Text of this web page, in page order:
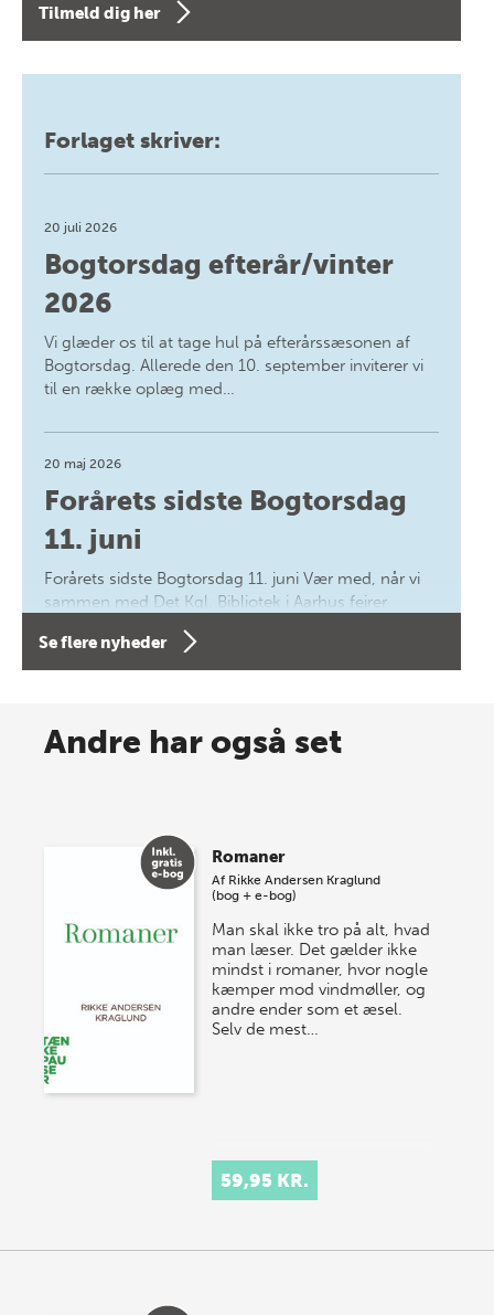
Tilmeld dig her
Forlaget skriver:
20 juli 2026
Bogtorsdag efterår/vinter
2026
Vi glæder os til at tage hul på efterårssæsonen af
Bogtorsdag. Allerede den 10. september inviterer vi
til en række oplæg med…
20 maj 2026
Forårets sidste Bogtorsdag
11. juni
Forårets sidste Bogtorsdag 11. juni Vær med, når vi
sammen med Det Kgl. Bibliotek i Aarhus fejrer
forfatterne bag vores nyes…
Spar op til 70% til sommer-
store sommer-lagersalg, så sæt kryds i kalenderen
onsdag den 10. j…
Se flere nyheder
Andre har også set
Romaner
Af Rikke Andersen Kraglund
(bog + e-bog)
Man skal ikke tro på alt, hvad
man læser. Det gælder ikke
mindst i romaner, hvor nogle
kæmper mod vindmøller, og
andre ender som et æsel.
Selv de mest…
59,95 KR.